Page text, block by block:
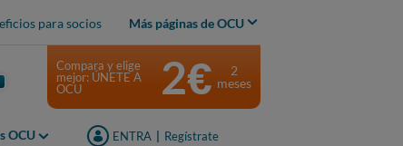
para socios Más páginas de OCU
OCU ENTRA Regístrate
Compara y elige
mejor: ÚNETE A
OCU
2€
2
meses